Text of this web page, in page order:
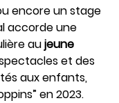
encore un stage
accorde une
au jeune
et des
aux enfants,
en 2023.